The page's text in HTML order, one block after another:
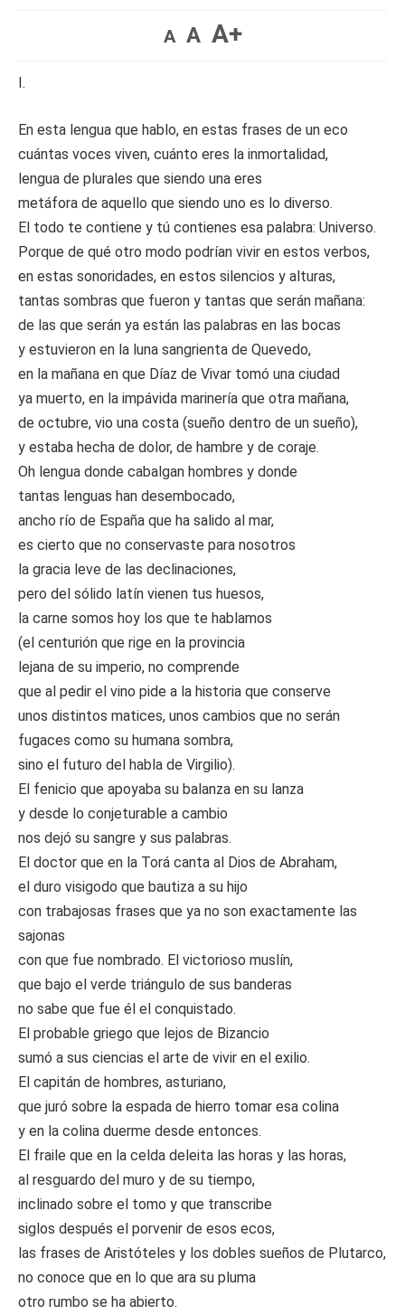
A A A+
I.
En esta lengua que hablo, en estas frases de un eco
cuántas voces viven, cuánto eres la inmortalidad,
lengua de plurales que siendo una eres
metáfora de aquello que siendo uno es lo diverso.
El todo te contiene y tú contienes esa palabra: Universo.
Porque de qué otro modo podrían vivir en estos verbos,
en estas sonoridades, en estos silencios y alturas,
tantas sombras que fueron y tantas que serán mañana:
de las que serán ya están las palabras en las bocas
y estuvieron en la luna sangrienta de Quevedo,
en la mañana en que Díaz de Vivar tomó una ciudad
ya muerto, en la impávida marinería que otra mañana,
de octubre, vio una costa (sueño dentro de un sueño),
y estaba hecha de dolor, de hambre y de coraje.
Oh lengua donde cabalgan hombres y donde
tantas lenguas han desembocado,
ancho río de España que ha salido al mar,
es cierto que no conservaste para nosotros
la gracia leve de las declinaciones,
pero del sólido latín vienen tus huesos,
la carne somos hoy los que te hablamos
(el centurión que rige en la provincia
lejana de su imperio, no comprende
que al pedir el vino pide a la historia que conserve
unos distintos matices, unos cambios que no serán
fugaces como su humana sombra,
sino el futuro del habla de Virgilio).
El fenicio que apoyaba su balanza en su lanza
y desde lo conjeturable a cambio
nos dejó su sangre y sus palabras.
El doctor que en la Torá canta al Dios de Abraham,
el duro visigodo que bautiza a su hijo
con trabajosas frases que ya no son exactamente las
sajonas
con que fue nombrado. El victorioso muslín,
que bajo el verde triángulo de sus banderas
no sabe que fue él el conquistado.
El probable griego que lejos de Bizancio
sumó a sus ciencias el arte de vivir en el exilio.
El capitán de hombres, asturiano,
que juró sobre la espada de hierro tomar esa colina
y en la colina duerme desde entonces.
El fraile que en la celda deleita las horas y las horas,
al resguardo del muro y de su tiempo,
inclinado sobre el tomo y que transcribe
siglos después el porvenir de esos ecos,
las frases de Aristóteles y los dobles sueños de Plutarco,
no conoce que en lo que ara su pluma
otro rumbo se ha abierto.